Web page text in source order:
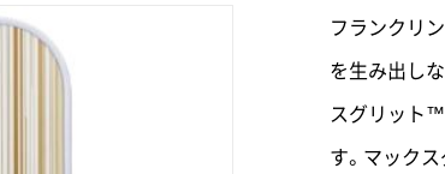
フランクリ
を生み出し
スグリット
す。マック